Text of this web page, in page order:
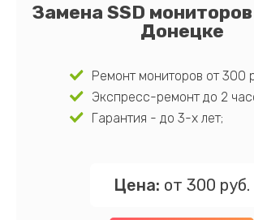
Замена SSD
Донецке
Ремонт мониторов от 300
Экспресс-ремонт до 2
Гарантия - до 3-х лет;
Цена: от 300 руб.